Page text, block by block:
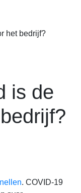
het bedrijf?
is de
. COVID-19